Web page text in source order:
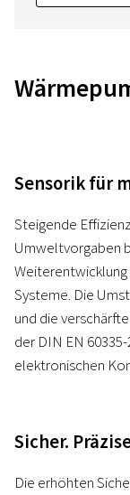
Sensorik für
Steigende
Umweltvorgaben
Systeme. Die
und die
der DIN EN
elektronischen
Sicher.
Die erhöhten